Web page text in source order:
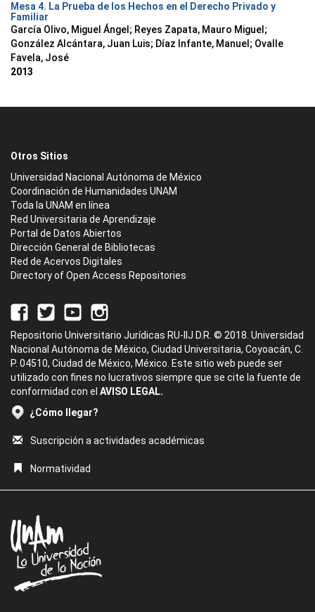
Mesa 4. La Prueba de los Hechos en el Derecho Privado y
Familiar
García Olivo, Miguel Ángel ; Reyes Zapata, Mauro Miguel ;
González Alcántara, Juan Luis; Díaz Infante, Manuel ; Ovalle
Favela, José
2013
Otros Sitios
Universidad Nacional Autónoma de México
Coordinación de Humanidades UNAM
Toda la UNAM en línea
Red Universitaria de Aprendizaje
Portal de Datos Abiertos
Dirección General de Bibliotecas
Red de Acervos Digitales
Directory of Open Access Repositories
Repositorio Universitario Jurídicas RU-IIJ D.R. © 2018. Universidad
Nacional Autónoma de México, Ciudad Universitaria, Coyoacán, C.
P. 04510, Ciudad de México, México. Este sitio web puede ser
utilizado con fines no lucrativos siempre que se cite la fuente de
conformidad con el AVISO LEGAL.
¿Cómo llegar?
Suscripción a actividades académicas
Normatividad